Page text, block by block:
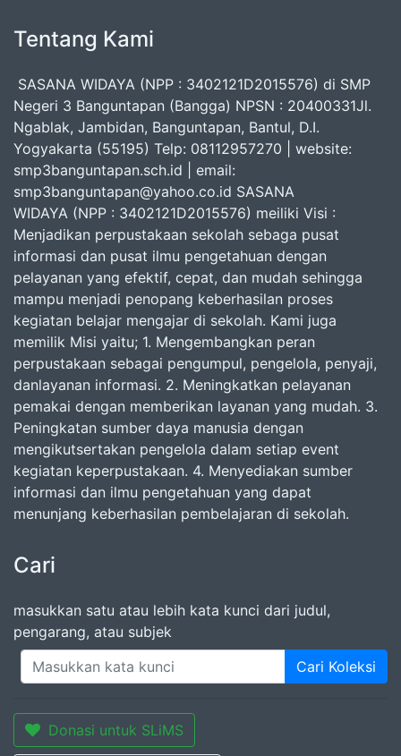
Tentang Kami
SASANA WIDAYA (NPP : 3402121D2015576) di SMP
Negeri 3 Banguntapan (Bangga) NPSN : 20400331Jl.
Ngablak, Jambidan, Banguntapan, Bantul, D.I.
Yogyakarta (55195) Telp: 08112957270 | website:
smp3banguntapan.sch.id | email:
smp3banguntapan@yahoo.co.id SASANA
WIDAYA (NPP : 3402121D2015576) meiliki Visi :
Menjadikan perpustakaan sekolah sebaga pusat
informasi dan pusat ilmu pengetahuan dengan
pelayanan yang efektif, cepat, dan mudah sehingga
mampu menjadi penopang keberhasilan proses
kegiatan belajar mengajar di sekolah. Kami juga
memilik Misi yaitu; 1. Mengembangkan peran
perpustakaan sebagai pengumpul, pengelola, penyaji,
danlayanan informasi. 2. Meningkatkan pelayanan
pemakai dengan memberikan layanan yang mudah. 3.
Peningkatan sumber daya manusia dengan
mengikutsertakan pengelola dalam setiap event
kegiatan keperpustakaan. 4. Menyediakan sumber
informasi dan ilmu pengetahuan yang dapat
menunjang keberhasilan pembelajaran di sekolah.
Cari
masukkan satu atau lebih kata kunci dari judul,
pengarang, atau subjek
Cari Koleksi
Donasi untuk SLiMS